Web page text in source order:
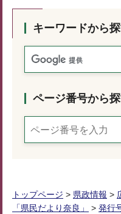
キーワードから
ページ番号から
トップページ > 県政情報 >
「県民だより奈良」
> 発行